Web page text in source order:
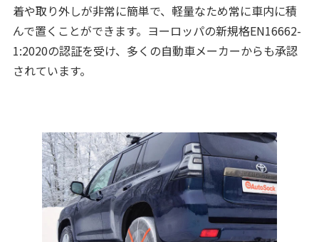
着や取り外しが非常に簡単で、軽量なため常に車内に積
んで置くことができます。ヨーロッパの新規格EN16662-
1:2020の認証を受け、多くの自動車メーカーからも承認
されています。